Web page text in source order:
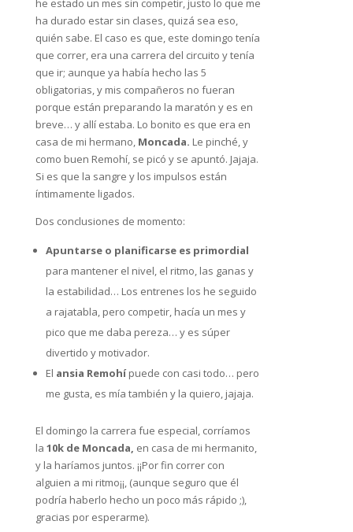
he estado un mes sin competir, justo lo que me
ha durado estar sin clases, quizá sea eso,
quién sabe. El caso es que, este domingo tenía
que correr, era una carrera del circuito y tenía
que ir; aunque ya había hecho las 5
obligatorias, y mis compañeros no fueran
porque están preparando la maratón y es en
breve… y allí estaba. Lo bonito es que era en
casa de mi hermano,Moncada. Le pinché, y
como buen Remohí, se picó y se apuntó. Jajaja.
Si es que la sangre y los impulsos están
íntimamente ligados.
Dos conclusiones de momento:
Apuntarse o planificarse es primordial
para mantener el nivel, el ritmo, las ganas y
la estabilidad… Los entrenes los he seguido
a rajatabla, pero competir, hacía un mes y
pico que me daba pereza… y es súper
divertido y motivador.
El ansia Remohípuede con casi todo… pero
me gusta, es mía también y la quiero, jajaja.
El domingo la carrera fue especial, corríamos
la 10k de Moncada, en casa de mi hermanito,
y la haríamos juntos. ¡¡Por fin correr con
alguien a mi ritmo¡¡, (aunque seguro que él
podría haberlo hecho un poco más rápido ;),
gracias por esperarme).